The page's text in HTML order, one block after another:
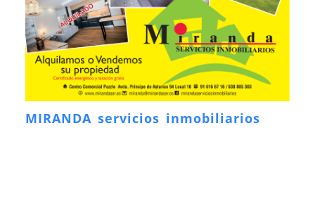
MIRANDA servicios inmobiliarios